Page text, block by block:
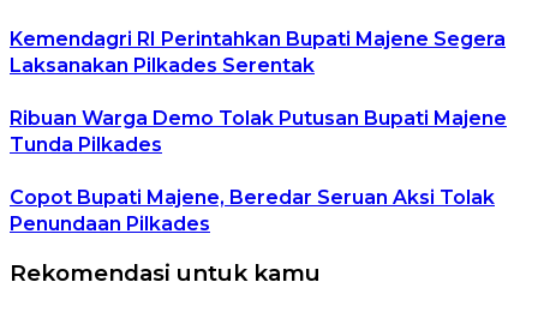
Kemendagri RI Perintahkan Bupati Majene Segera
Laksanakan Pilkades Serentak
Ribuan Warga Demo Tolak Putusan Bupati Majene
Tunda Pilkades
Copot Bupati Majene, Beredar Seruan Aksi Tolak
Penundaan Pilkades
Rekomendasi untuk kamu